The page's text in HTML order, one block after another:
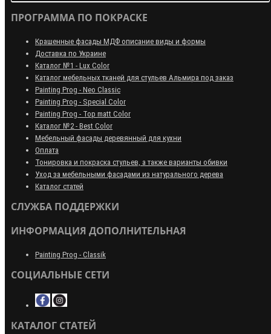
ПРОГРАММА ПО ПОКРАСКЕ
Крашенные фасады МДФ описание виды и формы
Доставка по Украине
Каталог №1 - Lux Color
Каталог мебельных тканей для стульев Альмира под заказ
Painting Prog - Neo Classiс
Painting Prog - Special Color
Painting Prog - Top matt Color
Каталог №2 - Best Color
Мебельный фасады деревянный для кухни
Оплата
Тонировка и покраска стульев, а также варианты обивки
Уход за мебельными фасадами из натурального дерева
Каталог статей
СЛУЖБА ПОДДЕРЖКИ
ИНФОРМАЦИЯ ДОПОЛНИТЕЛЬНАЯ
Painting Prog - Classik
СОЦИАЛЬНЫЕ СЕТИ
КАТАЛОГ СТАТЕЙ